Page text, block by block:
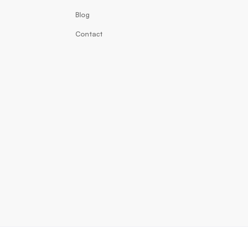
Blog
Contact